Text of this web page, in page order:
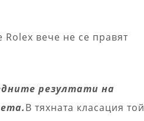
вече не се правят
резултати на
В тяхната класация той